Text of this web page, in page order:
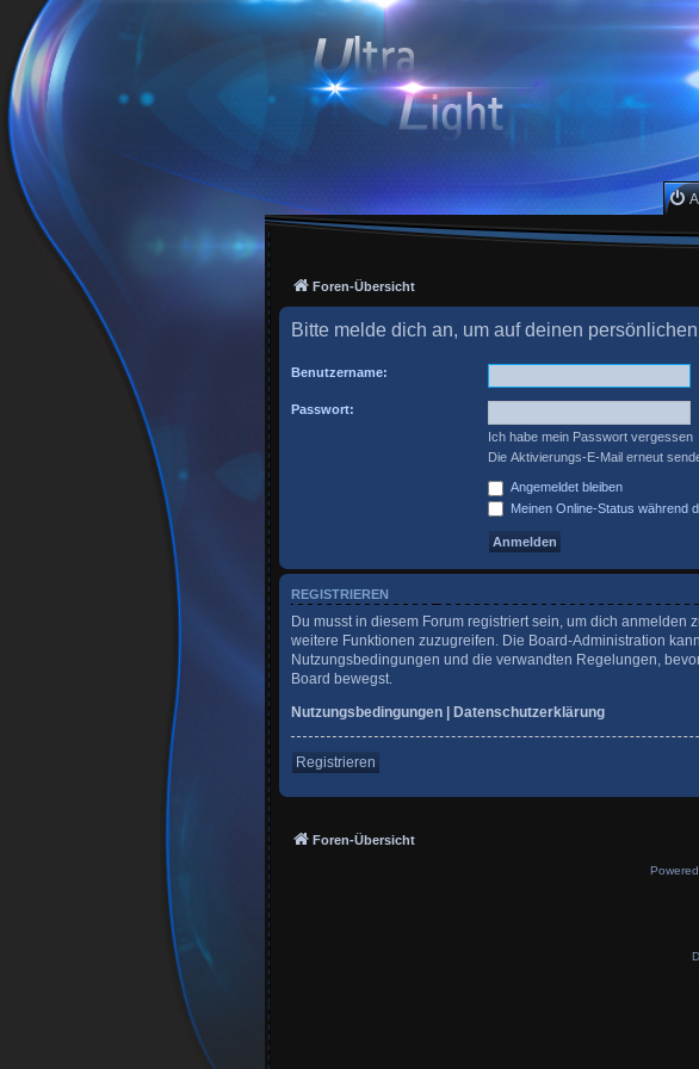
Foren-Übersicht
Bitte melde dich an, um auf deinen
Benutzername:
Passwort:
Ich habe mein Passwort vergessen
Die Aktivierungs-E-Mail erneut
Angemeldet bleiben
Meinen Online-Status während
REGISTRIEREN
Du musst in diesem Forum registriert sein, um dich
weitere Funktionen zuzugreifen. Die Board-Administration
Nutzungsbedingungen und die verwandten Regelungen,
Board bewegst.
Nutzungsbedingungen | Datenschutzerklärung
Registrieren
Foren-Übersicht